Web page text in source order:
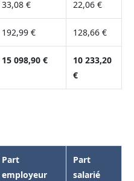
33,08 € 22,06 €
192,99 € 128,66 €
15 098,90 €
10 233,20
€
Part
employeur
Part
salarié